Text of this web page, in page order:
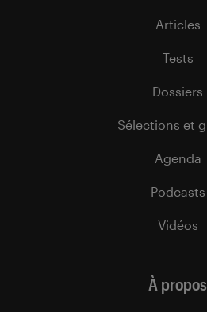
Articles
Tests
Dossiers
Sélections et
Agenda
Podcasts
Vidéos
À propos